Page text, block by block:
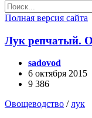
Полная версия сайта
Лук репчатый.
sadovod
6 октября 2015
9 386
Овощеводство /лук